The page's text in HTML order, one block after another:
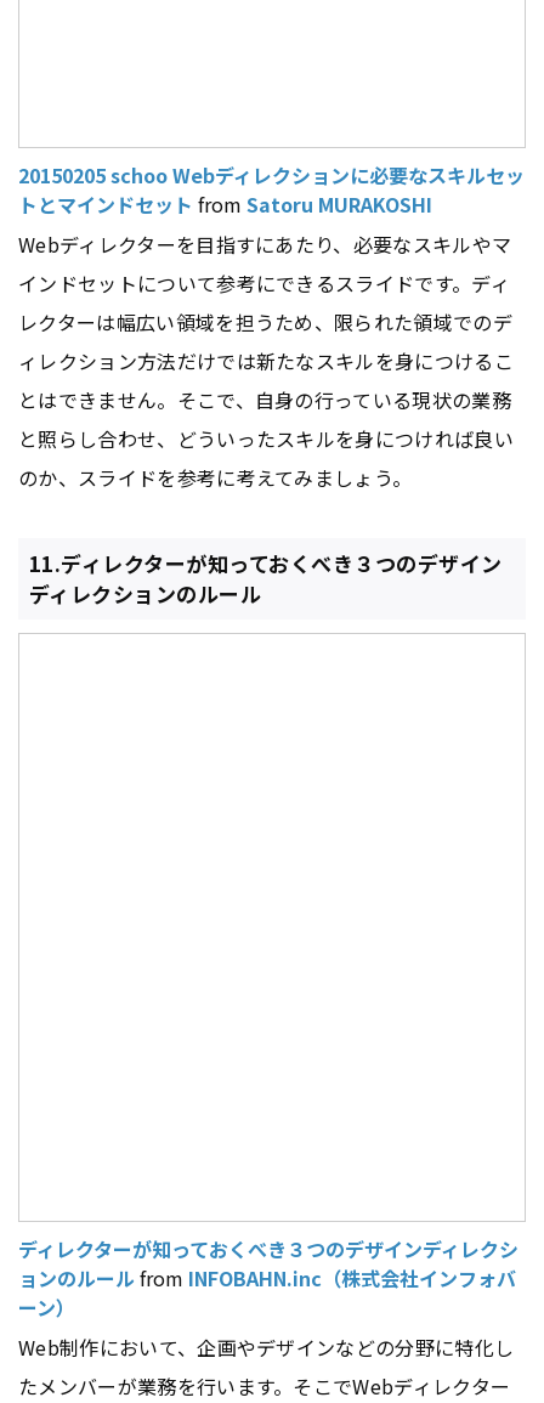
20150205 schoo Webディレクションに必要なスキルセッ
トとマインドセット from Satoru MURAKOSHI
Webディレクターを目指すにあたり、必要なスキルやマ
インドセットについて参考にできるスライドです。ディ
レクターは幅広い領域を担うため、限られた領域でのデ
ィレクション方法だけでは新たなスキルを身につけるこ
とはできません。そこで、自身の行っている現状の業務
と照らし合わせ、どういったスキルを身につければ良い
のか、スライドを参考に考えてみましょう。
11.ディレクターが知っておくべき３つのデザイン
ディレクションのルール
ディレクターが知っておくべき３つのデザインディレクシ
ョンのルール from INFOBAHN.inc（株式会社インフォバ
ーン）
Web制作において、企画やデザインなどの分野に特化し
たメンバーが業務を行います。そこでWebディレクター